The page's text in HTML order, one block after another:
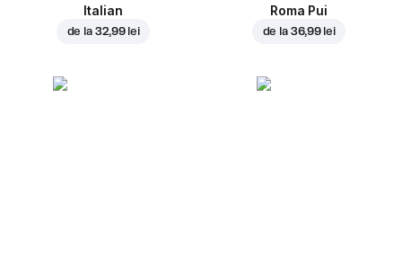
Italian
de la 32,99 lei
Roma Pui
de la 36,99 lei